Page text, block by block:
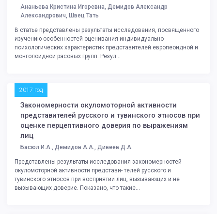
Ананьева Кристина Игоревна, Демидов Александр
Александрович, Швец Тать
В статье представлены результаты исследования, посвященного
изучению особенностей оценивания индивидуально-
психологических характеристик представителей европеоидной и
монголоидной расовых групп. Резул...
2017 год
Закономерности окуломоторной активности
представителей русского и тувинского этносов при
оценке перцептивного доверия по выражениям
лиц
Басюл И.А., Демидов А.А., Дивеев Д.А.
Представлены результаты исследования закономерностей
окуломоторной активности представи- телей русского и
тувинского этносов при восприятии лиц, вызывающих и не
вызывающих доверие. Показано, что такие...